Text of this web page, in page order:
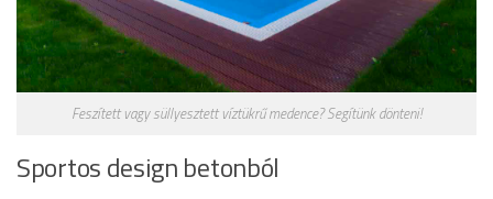
Feszített vagy süllyesztett víztükrű medence? Segítünk dönteni!
Sportos design betonból